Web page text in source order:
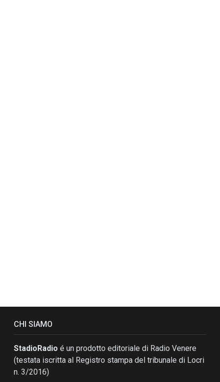
CHI SIAMO
StadioRadio é un prodotto editoriale di Radio Venere
(testata iscritta al Registro stampa del tribunale di Locri
n. 3/2016)